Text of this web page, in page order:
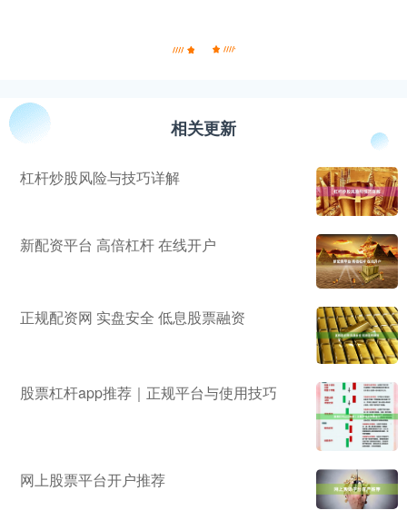
相关更新
杠杆炒股风险与技巧详解
新配资平台 高倍杠杆 在线开户
正规配资网 实盘安全 低息股票融资
股票杠杆app推荐｜正规平台与使用技巧
网上股票平台开户推荐